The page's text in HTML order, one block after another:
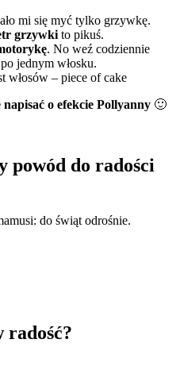
mi się myć tylko grzywkę.
grzywki to pikuś.
. No weź codziennie
jednym włosku.
włosów – piece of cake
napisać o efekcie Pollyanny 🙂
powód do radości
do świąt odrośnie.
radość?